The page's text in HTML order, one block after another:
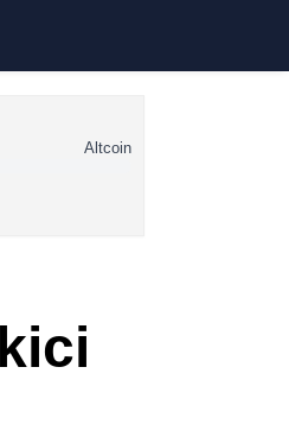
Altcoin Haberleri
Altcoin